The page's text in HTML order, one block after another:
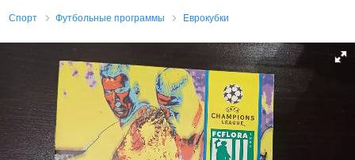
Спорт Футбольные программы Еврокубки